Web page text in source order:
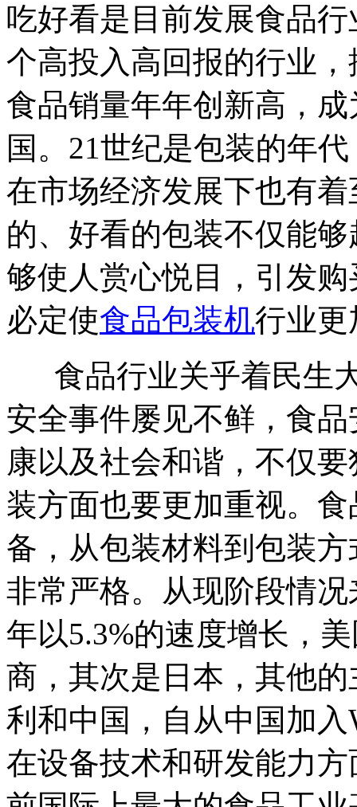
吃好看是目前发展食品
个高投入高回报的行业
食品销量年年创新高，
国。21世纪是包装的年
在市场经济发展下也有
的、好看的包装不仅能
够使人赏心悦目，引发
必定使食品包装机行业更
食品行业关乎着民生
安全事件屡见不鲜，食
康以及社会和谐，不仅
装方面也要更加重视。
备，从包装材料到包装
非常严格。从现阶段情
年以5.3%的速度增长，
商，其次是日本，其他
利和中国，自从中国加
在设备技术和研发能力